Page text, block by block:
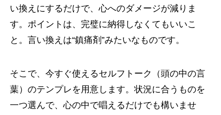
い換えにするだけで、心へのダメージが減りま
す。ポイントは、完璧に納得しなくてもいいこ
と。言い換えは“鎮痛剤”みたいなものです。
そこで、今すぐ使えるセルフトーク（頭の中の言
葉）のテンプレを用意します。状況に合うものを
一つ選んで、心の中で唱えるだけでも構いませ